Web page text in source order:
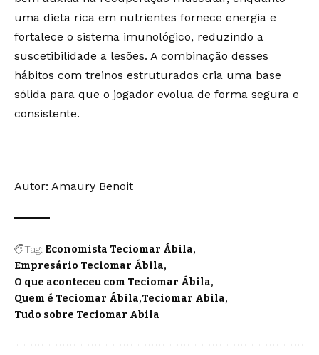
uma dieta rica em nutrientes fornece energia e
fortalece o sistema imunológico, reduzindo a
suscetibilidade a lesões. A combinação desses
hábitos com treinos estruturados cria uma base
sólida para que o jogador evolua de forma segura e
consistente.
Autor: Amaury Benoit
Tag: Economista Teciomar Ábila
Empresário Teciomar Ábila
O que aconteceu com Teciomar Ábila
Quem é Teciomar Ábila Teciomar Abila
Tudo sobre Teciomar Abila